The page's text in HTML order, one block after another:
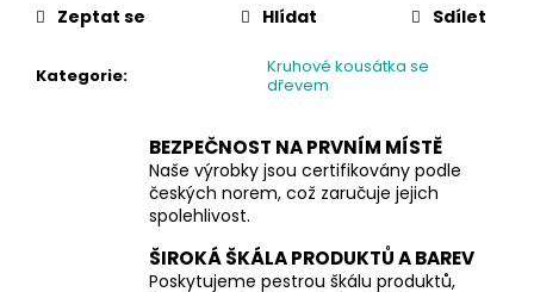
Kategorie:
Kruhové kousátka se
dřevem
Zeptat se Hlídat Sdílet
BEZPEČNOST NA PRVNÍM MÍSTĚ
Naše výrobky jsou certifikovány podle
českých norem, což zaručuje jejich
spolehlivost.
ŠIROKÁ ŠKÁLA PRODUKTŮ A BAREV
Poskytujeme pestrou škálu produktů,